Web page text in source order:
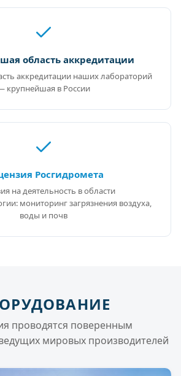
область аккредитации
аккредитации наших лабораторий
крупнейшая в России
Росгидромета
на деятельность в области
мониторинг загрязнения воздуха,
воды и почв
проводятся поверенным
мировых производителей